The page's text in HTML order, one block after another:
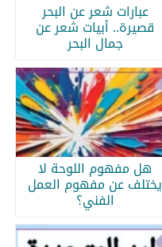
عبارات شعر عن البحر
قصيرة.. أبيات شعر عن
جمال البحر
هل مفهوم اللوحة لا
يختلف عن مفهوم العمل
الفني؟